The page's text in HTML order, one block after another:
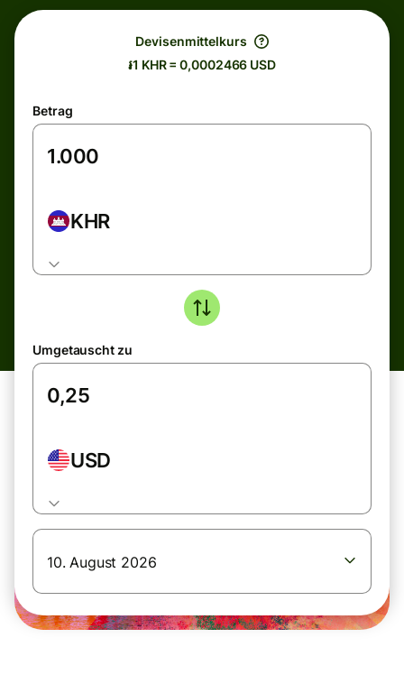
Devisenmittelkurs
៛1 KHR = 0,0002466 USD
Betrag
KHR
Umgetauscht zu
USD
10. August 2026